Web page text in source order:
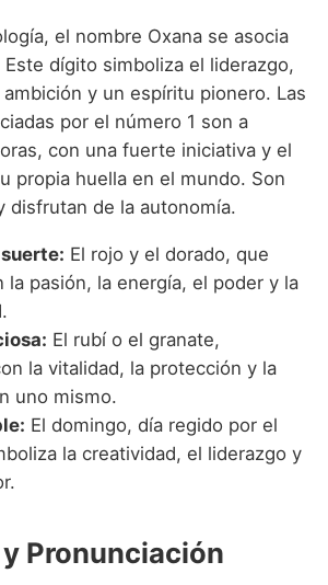
el nombre Oxana se asocia
Este dígito simboliza el liderazgo,
y un espíritu pionero. Las
por el número 1 son a
con una fuerte iniciativa y el
propia huella en el mundo. Son
disfrutan de la autonomía.
El rojo y el dorado, que
la pasión, la energía, el poder y la
El rubí o el granate,
la vitalidad, la protección y la
uno mismo.
El domingo, día regido por el
la creatividad, el liderazgo y
Pronunciación